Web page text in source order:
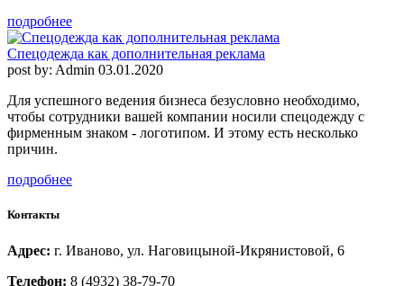
подробнее
Спецодежда как дополнительная реклама
post by: Admin 03.01.2020
Для успешного ведения бизнеса безусловно необходимо,
чтобы сотрудники вашей компании носили спецодежду с
фирменным знаком - логотипом. И этому есть несколько
причин.
подробнее
Контакты
Адрес: г. Иваново, ул. Наговицыной-Икрянистовой, 6
Телефон: 8 (4932) 38-79-70